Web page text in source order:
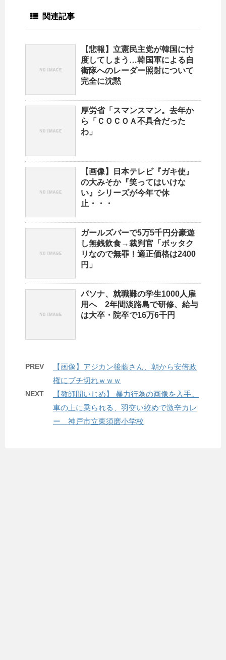
関連記事
【悲報】立憲民主党が韓国に忖
度してしまう…韓国軍による自
衛隊へのレーダー照射について
完全に沈黙
厚労省「スマンスマン。去年か
ら「ＣＯＣＯＡ不具合だった
わ」
【画像】日本テレビ『ガキ使』
の大みそか『笑ってはいけな
い』シリーズが今年で休
止・・・
ガールズバーで5万5千円分豪遊
し無銭飲食→裁判官「ボッタク
リなので無罪！適正価格は2400
円」
パソナ、就職難の学生1000人雇
用へ 2年間淡路島で研修、給与
は大卒・院卒で16万6千円
PREV
【画像】アジカン後藤さん、朝から安倍政
権にブチ切れｗｗｗ
NEXT
【教師間いじめ】 暴力行為の画像を入手。
車の上に乗られる、羽交い絞めで激辛カレ
ー 神戸市立東須磨小学校